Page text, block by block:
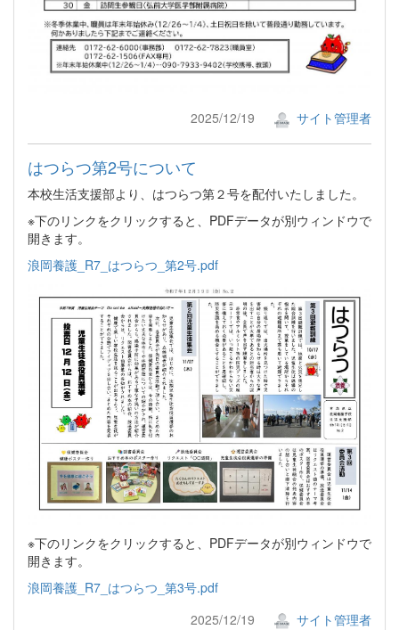
2025/12/19 サイト管理者
はつらつ第2号について
本校生活支援部より、はつらつ第２号を配付いたしました。
※下のリンクをクリックすると、PDFデータが別ウィンドウで
開きます。
浪岡養護_R7_はつらつ_第2号.pdf
※下のリンクをクリックすると、PDFデータが別ウィンドウで
開きます。
浪岡養護_R7_はつらつ_第3号.pdf
2025/12/19
サイト管理者